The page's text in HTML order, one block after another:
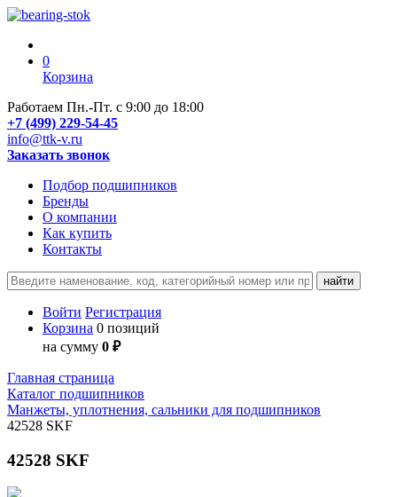
0
Корзина
Работаем Пн.-Пт. с 9:00 до 18:00
+7 (499) 229-54-45
info@ttk-v.ru
Заказать звонок
Подбор подшипников
Бренды
О компании
Как купить
Контакты
Войти Регистрация
Корзина 0 позиций
на сумму 0 ₽
Главная страница
Каталог подшипников
Манжеты, уплотнения, сальники для подшипников
42528 SKF
42528 SKF